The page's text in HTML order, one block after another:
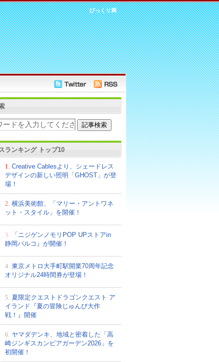
びっくり満
ランキング トップ10
1.
Creative Cablesより、シェードレス
デザインの新しい照明「GHOST」が登
場！
2. 横浜美術館、「マリー・アントワネ
ット・スタイル」を開催！
3.
「ニジゲンノモリPOP UPストアin
静岡パルコ』が開催！
4. 東京メトロ大手町駅開業70周年記念
オリジナル24時間券が登場！
5. 夏限定クエストドラゴンクエスト ア
イランド『夏の冒険じゅんび大作
戦！』開催
6. ヤマダデンキ、地域と密着した「高
崎ジンギスカンビアガーデン2026」を
初開催！